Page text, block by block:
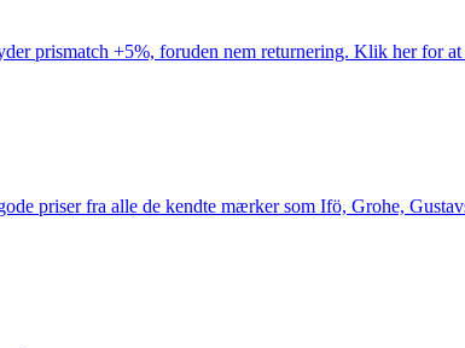
prismatch +5%, foruden nem returnering. Klik her for at
priser fra alle de kendte mærker som Ifö, Grohe,